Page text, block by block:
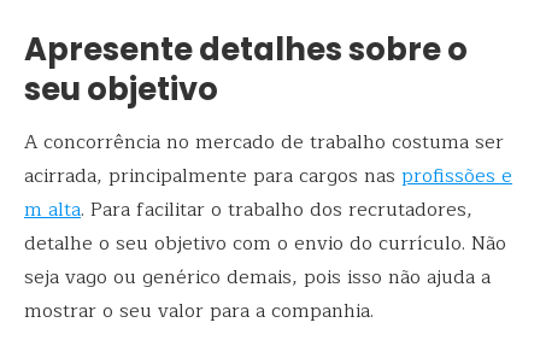
Apresente detalhes sobre o
seu objetivo
A concorrência no mercado de trabalho costuma ser
acirrada, principalmente para cargos nas profissões e
m alta. Para facilitar o trabalho dos recrutadores,
detalhe o seu objetivo com o envio do currículo. Não
seja vago ou genérico demais, pois isso não ajuda a
mostrar o seu valor para a companhia.